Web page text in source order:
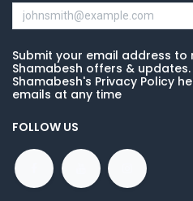
Submit your email address to
Shamabesh offers &
Shamabesh's Privacy Policy
emails at any time
FOLLOW US